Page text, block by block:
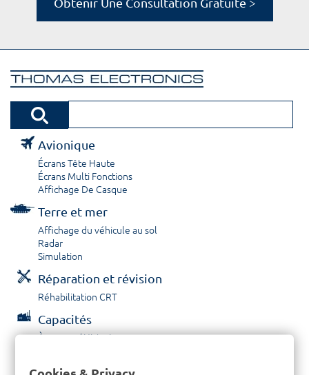
Avionique
Écrans Tête Haute
Écrans Multi Fonctions
Affichage De Casque
Terre et mer
Affichage du véhicule au sol
Radar
Simulation
Réparation et révision
Réhabilitation CRT
Capacités
À propos / Historique